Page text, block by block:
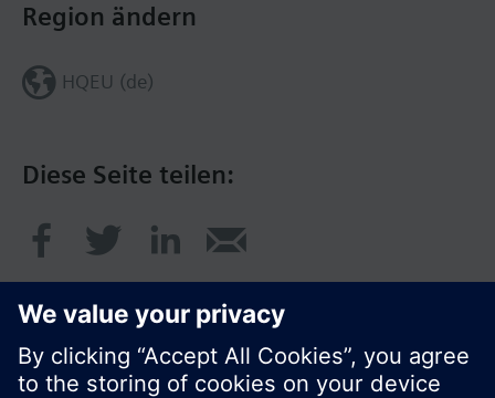
Diese Seite teilen:
Region ändern
HQEU (de)